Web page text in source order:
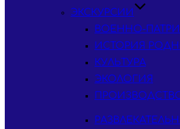
ЭКСКУРСИИ
ВОЕННО-
ИСТОРИЯ
КУЛЬТУРА
ЭКОЛОГИЯ